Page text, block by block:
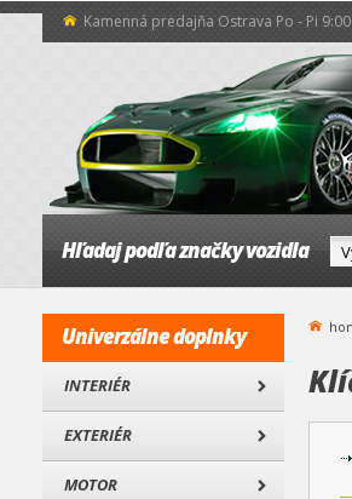
Kamenná predajňa Ostrava Po - Pi
Hľadaj podľa značky vozidla
Univerzálne doplnky
INTERIÉR
EXTERIÉR
MOTOR